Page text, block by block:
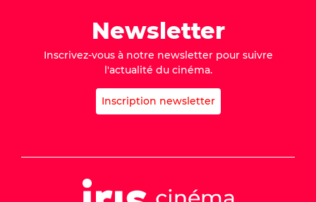
Newsletter
Inscrivez-vous à notre newsletter pour suivre
l'actualité du cinéma.
Inscription newsletter